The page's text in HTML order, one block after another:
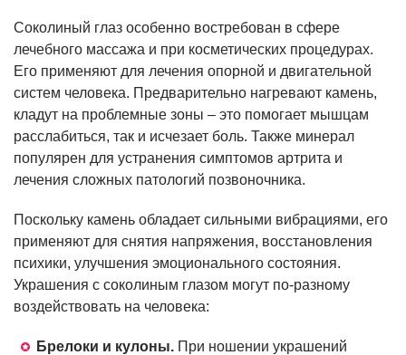
Соколиный глаз особенно востребован в сфере
лечебного массажа и при косметических процедурах.
Его применяют для лечения опорной и двигательной
систем человека. Предварительно нагревают камень,
кладут на проблемные зоны – это помогает мышцам
расслабиться, так и исчезает боль. Также минерал
популярен для устранения симптомов артрита и
лечения сложных патологий позвоночника.
Поскольку камень обладает сильными вибрациями, его
применяют для снятия напряжения, восстановления
психики, улучшения эмоционального состояния.
Украшения с соколиным глазом могут по-разному
воздействовать на человека:
Брелоки и кулоны. При ношении украшений